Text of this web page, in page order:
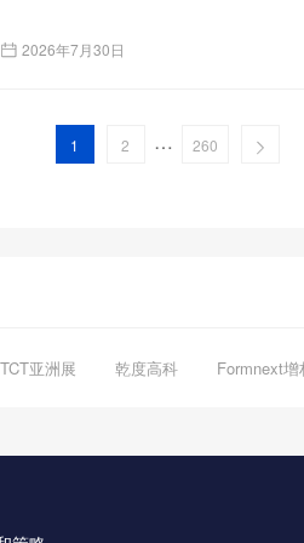
2026年7月30日
1 2 … 260
TCT亚洲展 乾度高科 Formnext增